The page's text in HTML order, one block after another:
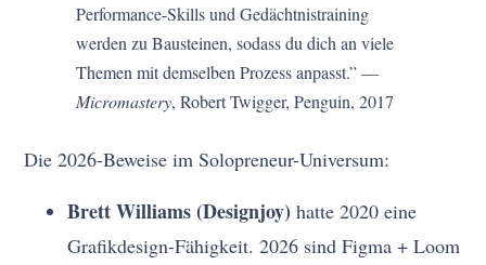
Performance-Skills und Gedächtnistraining
werden zu Bausteinen, sodass du dich an viele
Themen mit demselben Prozess anpasst.” —
Micromastery, Robert Twigger, Penguin, 2017
Die 2026-Beweise im Solopreneur-Universum:
Brett Williams (Designjoy) hatte 2020 eine
Grafikdesign-Fähigkeit. 2026 sind Figma + Loom